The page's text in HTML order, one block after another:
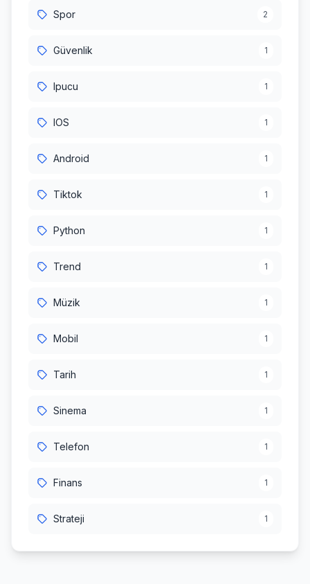
Spor 2
Güvenlik 1
Ipucu 1
IOS 1
Android 1
Tiktok 1
Python 1
Trend 1
Müzik 1
Mobil 1
Tarih 1
Sinema 1
Telefon 1
Finans 1
Strateji 1